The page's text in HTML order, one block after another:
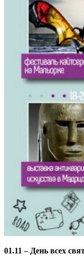
01.11 – День всех